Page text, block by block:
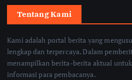
Tentang Kami
Kami adalah portal berita yang
lengkap dan terpercaya. Dalam
menampilkan berita-berita aktual
informasi para pembacanya.